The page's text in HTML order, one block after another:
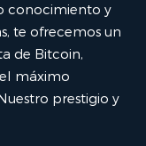
conocimiento y
te ofrecemos un
de Bitcoin,
máximo
prestigio y